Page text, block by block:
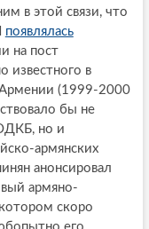
в этой связи, что
появлялась
на пост
известного в
(1999-2000
бы не
но и
армянских
анонсировал
армяно-
скоро